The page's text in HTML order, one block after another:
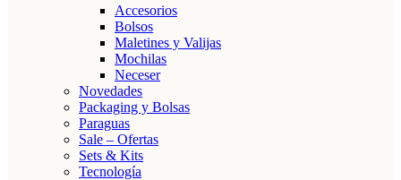
Accesorios
Bolsos
Maletines y Valijas
Mochilas
Neceser
Novedades
Packaging y Bolsas
Paraguas
Sale – Ofertas
Sets & Kits
Tecnología